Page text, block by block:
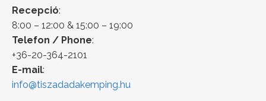
Recepció:
8:00 – 12:00 & 15:00 – 19:00
Telefon / Phone:
+36-20-364-2101
E-mail:
info@tiszadadakemping.hu